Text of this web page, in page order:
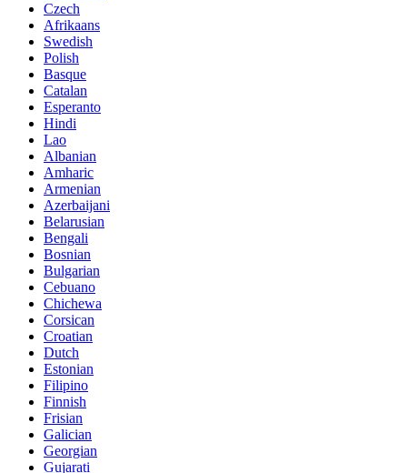
Czech
Afrikaans
Swedish
Polish
Basque
Catalan
Esperanto
Hindi
Lao
Albanian
Amharic
Armenian
Azerbaijani
Belarusian
Bengali
Bosnian
Bulgarian
Cebuano
Chichewa
Corsican
Croatian
Dutch
Estonian
Filipino
Finnish
Frisian
Galician
Georgian
Gujarati